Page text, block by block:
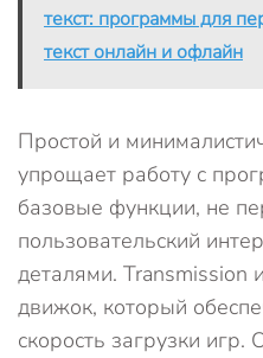
текст: программы для
текст онлайн и офлайн
Простой и
упрощает работу с
базовые функции, не
пользовательский
деталями. Transmission
движок, который
скорость загрузки